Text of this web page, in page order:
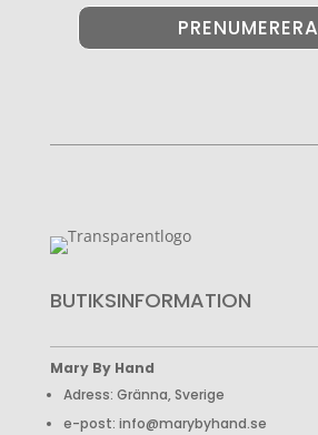
PRENUMERERA
BUTIKSINFORMATION
Mary By Hand
Adress: Gränna, Sverige
e-post: info@marybyhand.se